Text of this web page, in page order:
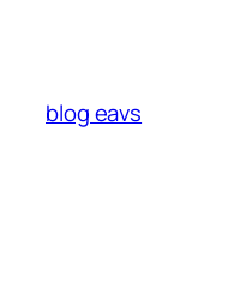
blog eavs